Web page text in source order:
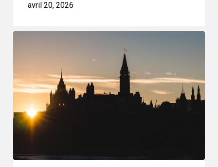
avril 20, 2026
plus,
le
gouvernement
ne
protège